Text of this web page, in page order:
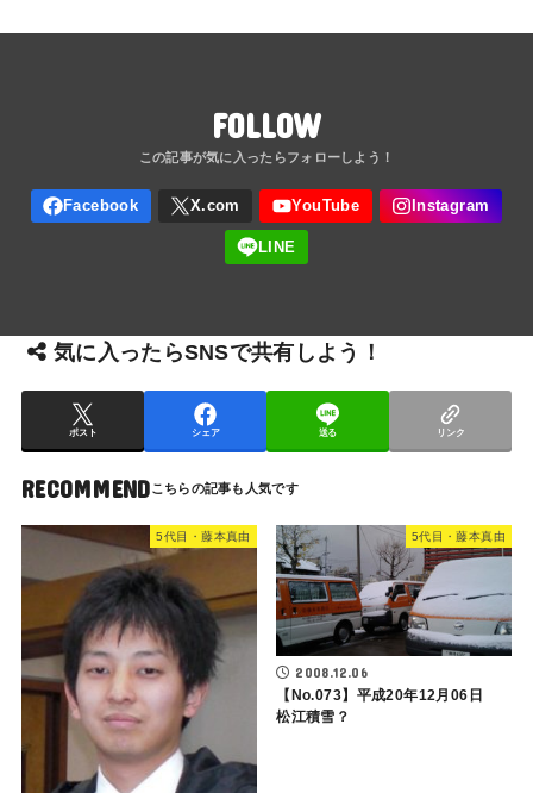
FOLLOW
気に入ったらSNSで共有しよう！
ポスト シェア 送る リンク
RECOMMEND
5代目・藤本真由 5代目・藤本真由
2008.12.06
【No.073】平成20年12月06日
松江積雪？